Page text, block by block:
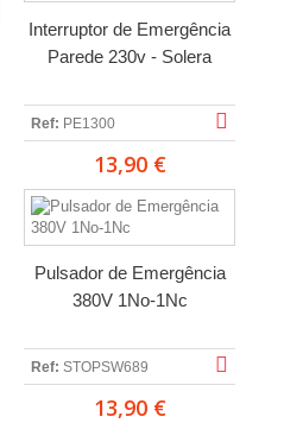
Interruptor de Emergência
Parede 230v - Solera
Ref: PE1300
13,90 €
Pulsador de Emergência
380V 1No-1Nc
Ref: STOPSW689
13,90 €